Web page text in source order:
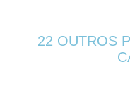
22 OUTROS